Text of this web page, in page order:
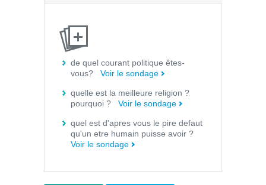
de quel courant politique êtes-
vous? Voir le sondage
quelle est la meilleure religion ?
pourquoi ? Voir le sondage
quel est d'apres vous le pire defaut
qu'un etre humain puisse avoir ?
Voir le sondage